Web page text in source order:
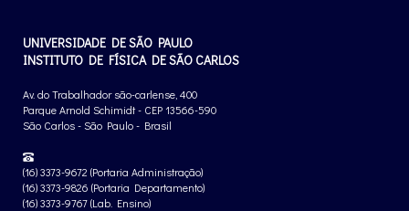
UNIVERSIDADE DE SÃO PAULO
INSTITUTO DE FÍSICA DE SÃO CARLOS
Av. do Trabalhador são-carlense, 400
Parque Arnold Schimidt - CEP 13566-590
São Carlos - São Paulo - Brasil
(16) 3373-9672 (Portaria Administração)
(16) 3373-9826 (Portaria Departamento)
(16) 3373-9767 (Lab. Ensino)